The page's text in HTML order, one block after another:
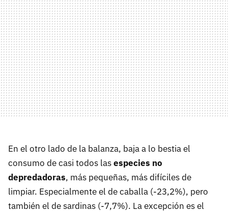
En el otro lado de la balanza, baja a lo bestia el
consumo de casi todos lasespecies no
depredadoras, más pequeñas, más difíciles de
limpiar. Especialmente el de caballa (-23,2%), pero
también el de sardinas (-7,7%). La excepción es el